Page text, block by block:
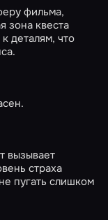
фильма,
зона квеста
деталям, что
вызывает
страха
пугать слишком